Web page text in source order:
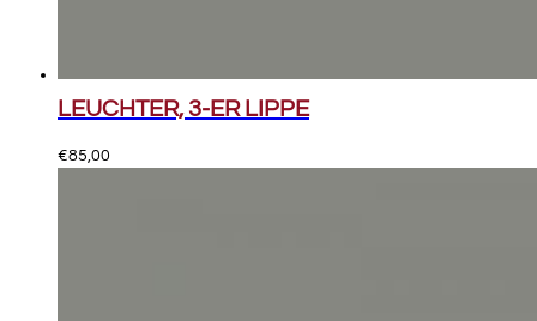
LEUCHTER, 3-ER LIPPE
€85,00